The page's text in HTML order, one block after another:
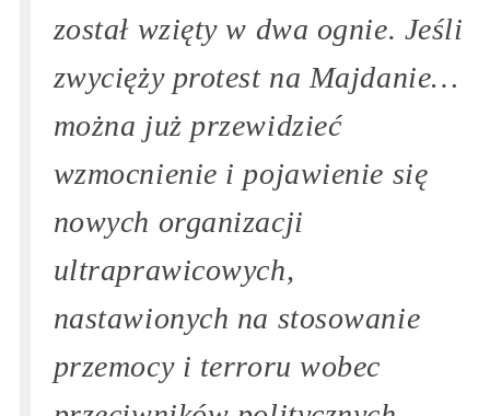
został wzięty w dwa ognie. Jeśli
zwycięży protest na Majdanie…
można już przewidzieć
wzmocnienie i pojawienie się
nowych organizacji
ultraprawicowych,
nastawionych na stosowanie
przemocy i terroru wobec